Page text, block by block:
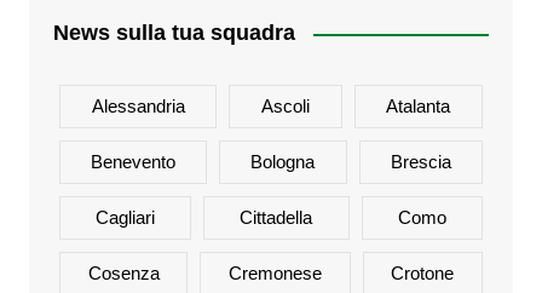
News sulla tua squadra
Alessandria Ascoli Atalanta
Benevento Bologna Brescia
Cagliari Cittadella Como
Cosenza Cremonese Crotone